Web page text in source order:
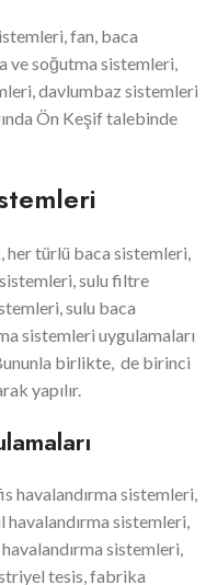
fan, baca
ve soğutma sistemleri,
davlumbaz sistemleri
Ön Keşif talebinde
her türlü baca sistemleri,
sistemleri, sulu filtre
sulu baca
sistemleri uygulamaları
birlikte, de birinci
yapılır.
havalandırma sistemleri,
sistemleri,
sistemleri,
tesis, fabrika